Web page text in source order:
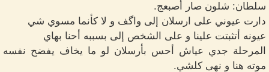
سلطان: شلون صار أصبعج.
دارت عيوني على ارسلان إلى واگف و لا كأنما مسوي شي
عيونه أتثبتت علينا و على الشخص إلى بسببه أحنا بهاي
المرحلة جدي عياش أحس بأرسلان لو ما يخاف يفضح نفسه
موته هنا و نهى كلشي.